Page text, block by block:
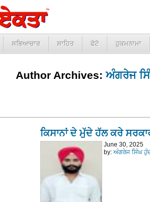
ਸਭਿਆਚਾਰ ਸਾਹਿਤ ਫੋਟੋ ਹੁਕਮਨਾਮਾ
Author Archives:ਅੰਗਰੇਜ
ਕਿਸਾਨਾਂ ਦੇ ਮੁੱਦੇ ਹੱਲ ਕਰੇ
June 30, 2025
by: ਅੰਗਰੇਜ ਸਿੰਘ